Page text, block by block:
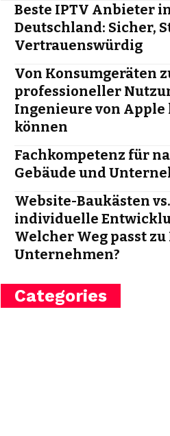
Beste IPTV Anbieter
Deutschland: Sicher,
Vertrauenswürdig
Von Konsumgeräten
professioneller
Ingenieure von Apple
können
Fachkompetenz für
Gebäude und
Website-Baukästen vs.
individuelle
Welcher Weg passt
Unternehmen?
Categories